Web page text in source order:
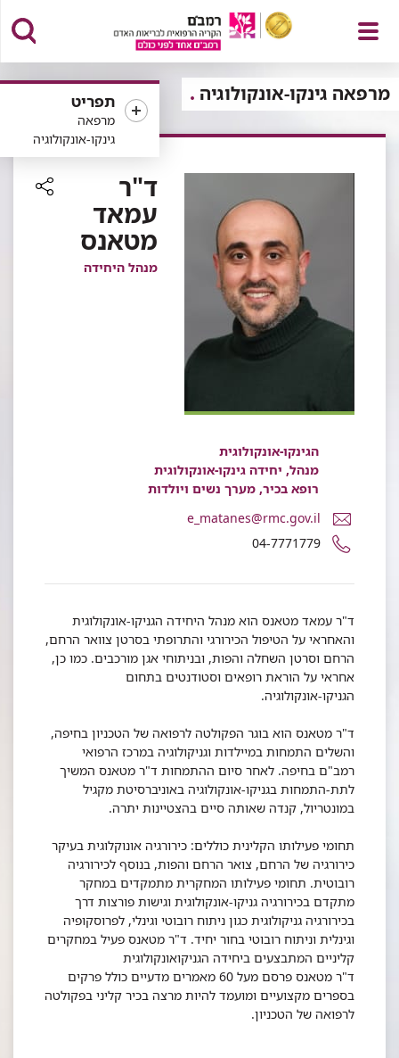
פתח
תפריט
תפריט
מרפאה
גינקו-אונקולוגיה
מרפאה גינקו-אונקולוגיה
ד"ר
עמאד
מטאנס
מנהל היחידה
הגינקו-אונקולוגית
מנהל, יחידה גינקו-אונקולוגית
רופא בכיר, מערך נשים ויולדות
דואר
אלקטרוני
ד"ר
מטאנס
e_matanes@rmc.gov.il
מספר
טלפון
עמאד
מטאנס
04-7771779
ד"ר עמאד מטאנס הוא מנהל היחידה הגניקו-אונקולוגית
והאחראי על הטיפול הכירורגי והתרופתי בסרטן צוואר הרחם,
הרחם וסרטן השחלה והפות, ובניתוחי אגן מורכבים. כמו כן,
אחראי על הוראת רופאים וסטודנטים בתחום
הגניקו-אונקולוגיה.
ד"ר מטאנס הוא בוגר הפקולטה לרפואה של הטכניון בחיפה,
והשלים התמחות במיילדות וגניקולוגיה במרכז הרפואי
רמב"ם בחיפה. לאחר סיום ההתמחות ד"ר מטאנס המשיך
לתת-התמחות בגניקו-אונקולוגיה באוניברסיטת מקגיל
במונטריול, קנדה שאותה סיים בהצטיינות יתרה.
תחומי פעילותו הקלינית כוללים: כירורגיה אונוקלוגית בעיקר
כירורגיה של הרחם, צואר הרחם והפות, בנוסף לכירורגיה
רובוטית. תחומי פעילותו המחקרית מתמקדים במחקר
מתקדם בכירורגיה גניקו-אונקולוגית וגישות פורצות דרך
בכירורגיה גניקולוגית כגון ניתוח רובוטי וגינלי, לפרוסקופיה
וגינלית וניתוח רובוטי בחור יחיד. ד"ר מטאנס פעיל במחקרים
קליניים המתבצעים ביחידה הגניקואונקולוגית
ד"ר מטאנס פרסם מעל 60 מאמרים מדעיים כולל פרקים
בספרים מקצועיים ומועמד להיות מרצה בכיר קליני בפקולטה
לרפואה של הטכניון.